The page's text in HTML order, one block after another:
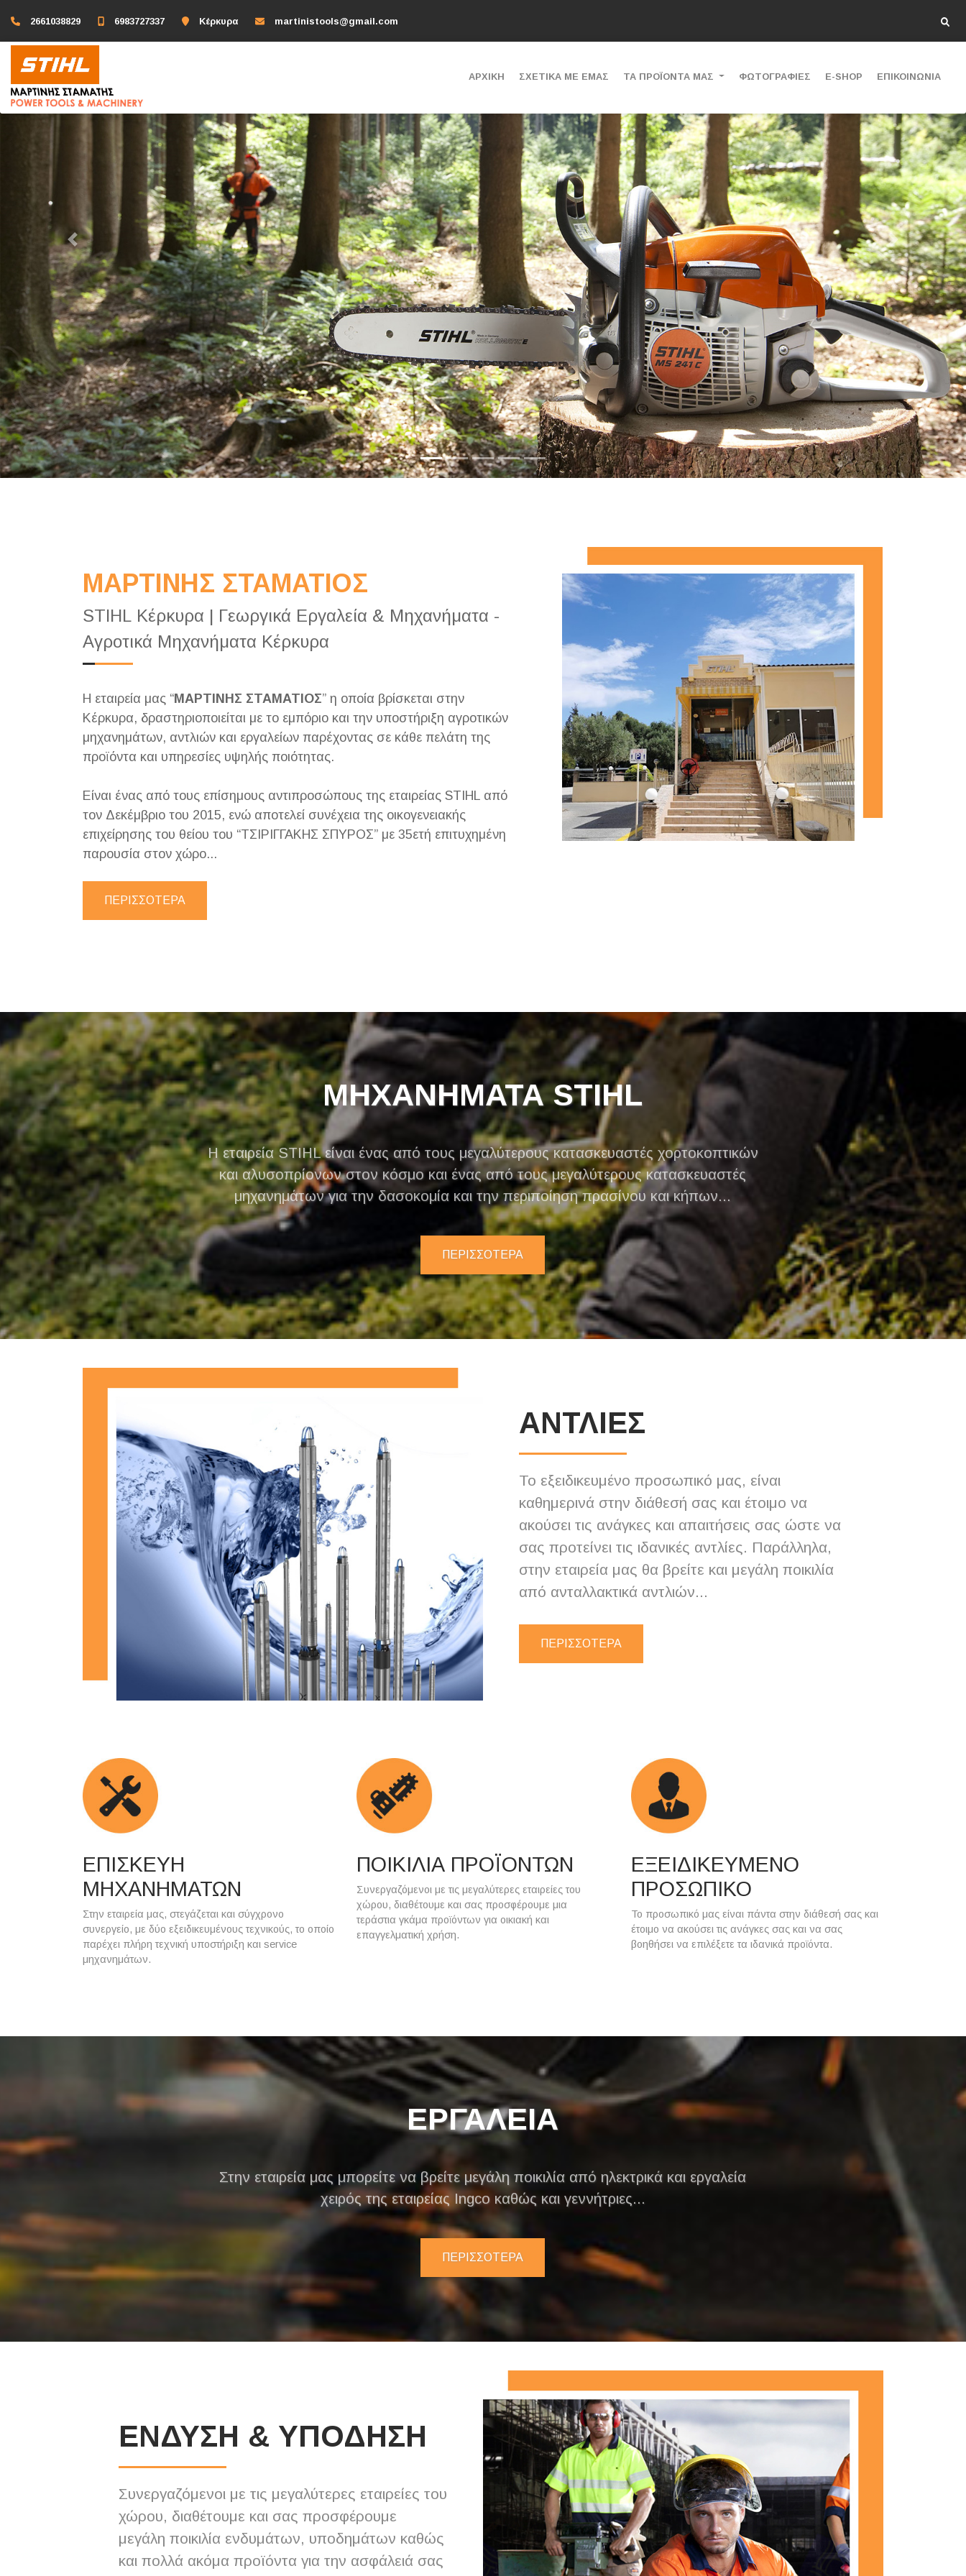
2661038829 6983727337 Κέρκυρα martinistools@gmail.com
ΑΡΧΙΚΗ ΣΧΕΤΙΚΑ ΜΕ ΕΜΑΣ ΤΑ ΠΡΟΪΟΝΤΑ ΜΑΣ ΦΩΤΟΓΡΑΦΙΕΣ E-SHOP ΕΠΙΚΟΙΝΩΝΙΑ
Previous Next
ΜΑΡΤΙΝΗΣ ΣΤΑΜΑΤΙΟΣ
STIHL Κέρκυρα | Γεωργικά Εργαλεία & Μηχανήματα -
Αγροτικά Μηχανήματα Κέρκυρα
Η εταιρεία μας “ΜΑΡΤΙΝΗΣ ΣΤΑΜΑΤΙΟΣ” η οποία βρίσκεται στην
Κέρκυρα, δραστηριοποιείται με το εμπόριο και την υποστήριξη αγροτικών
μηχανημάτων, αντλιών και εργαλείων παρέχοντας σε κάθε πελάτη της
προϊόντα και υπηρεσίες υψηλής ποιότητας.
Είναι ένας από τους επίσημους αντιπροσώπους της εταιρείας STIHL από
τον Δεκέμβριο του 2015, ενώ αποτελεί συνέχεια της οικογενειακής
επιχείρησης του θείου του “ΤΣΙΡΙΓΓΑΚΗΣ ΣΠΥΡΟΣ” με 35ετή επιτυχημένη
παρουσία στον χώρο...
ΠΕΡΙΣΣΟΤΕΡΑ
ΜΗΧΑΝΗΜΑΤΑ STIHL
Η εταιρεία STIHL είναι ένας από τους μεγαλύτερους κατασκευαστές χορτοκοπτικών
και αλυσοπρίονων στον κόσμο και ένας από τους μεγαλύτερους κατασκευαστές
μηχανημάτων για την δασοκομία και την περιποίηση πρασίνου και κήπων...
ΠΕΡΙΣΣΟΤΕΡΑ
ΑΝΤΛΙΕΣ
Το εξειδικευμένο προσωπικό μας, είναι
καθημερινά στην διάθεσή σας και έτοιμο να
ακούσει τις ανάγκες και απαιτήσεις σας ώστε να
σας προτείνει τις ιδανικές αντλίες. Παράλληλα,
στην εταιρεία μας θα βρείτε και μεγάλη ποικιλία
από ανταλλακτικά αντλιών...
ΠΕΡΙΣΣΟΤΕΡΑ
ΕΠΙΣΚΕΥΗ
ΜΗΧΑΝΗΜΑΤΩΝ
Στην εταιρεία μας, στεγάζεται και σύγχρονο
συνεργείο, με δύο εξειδικευμένους τεχνικούς, το οποίο
παρέχει πλήρη τεχνική υποστήριξη και service
μηχανημάτων.
ΠΟΙΚΙΛΙΑ ΠΡΟΪΟΝΤΩΝ
Συνεργαζόμενοι με τις μεγαλύτερες εταιρείες του
χώρου, διαθέτουμε και σας προσφέρουμε μια
τεράστια γκάμα προϊόντων για οικιακή και
επαγγελματική χρήση.
ΕΞΕΙΔΙΚΕΥΜΕΝΟ
ΠΡΟΣΩΠΙΚΟ
Το προσωπικό μας είναι πάντα στην διάθεσή σας και
έτοιμο να ακούσει τις ανάγκες σας και να σας
βοηθήσει να επιλέξετε τα ιδανικά προϊόντα.
ΕΡΓΑΛΕΙΑ
Στην εταιρεία μας μπορείτε να βρείτε μεγάλη ποικιλία από ηλεκτρικά και εργαλεία
χειρός της εταιρείας Ingco καθώς και γεννήτριες...
ΠΕΡΙΣΣΟΤΕΡΑ
ΕΝΔΥΣΗ & ΥΠΟΔΗΣΗ
Συνεργαζόμενοι με τις μεγαλύτερες εταιρείες του
χώρου, διαθέτουμε και σας προσφέρουμε
μεγάλη ποικιλία ενδυμάτων, υποδημάτων καθώς
και πολλά ακόμα προϊόντα για την ασφάλειά σας